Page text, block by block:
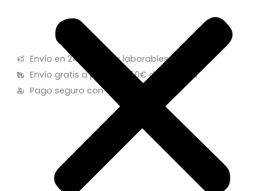
Envío en 24/48 horas laborables
Envío gratis a partir de 50€ de compra
Pago seguro con Tarjeta o Bizum